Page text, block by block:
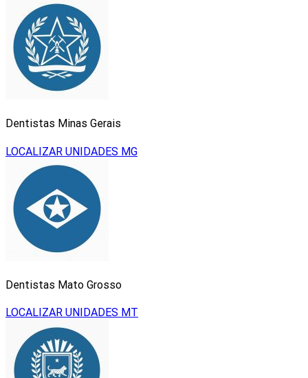
Dentistas Minas Gerais
LOCALIZAR UNIDADES MG
Dentistas Mato Grosso
LOCALIZAR UNIDADES MT